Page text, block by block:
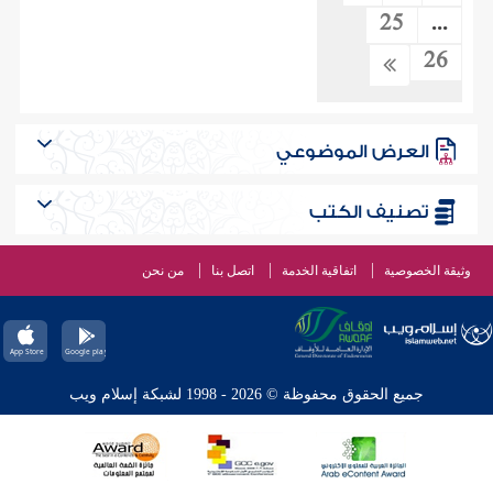
...
25
26
العرض الموضوعي
تصنيف الكتب
وثيقة الخصوصية اتفاقية الخدمة اتصل بنا من نحن
جميع الحقوق محفوظة © 2026 - 1998 لشبكة إسلام ويب